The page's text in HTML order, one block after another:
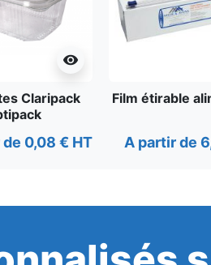
visibility
Claripack
0,08 € HT
Film étirable
A partir de